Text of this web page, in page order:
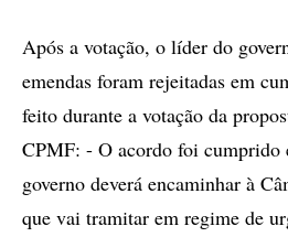
Após a votação, o líder do
emendas foram rejeitadas em
feito durante a votação da
CPMF: - O acordo foi cumprido
governo deverá encaminhar à
que vai tramitar em regime de